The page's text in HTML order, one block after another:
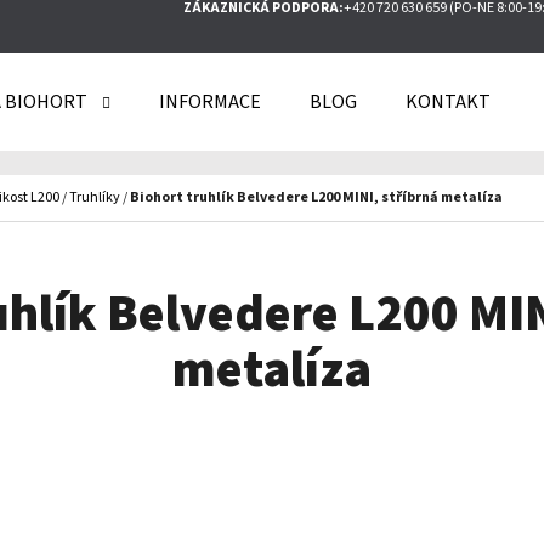
ZÁKAZNICKÁ PODPORA:+420 720 630 659 (PO-NE 8:00-
BIOHORT INFORMACE BLOG KONTAKT
L200/Truhlíky/Biohort truhlík Belvedere L200 MINI, stříbrná metalíza
Belvedere L200
metalíza
DOPORUČUJEME